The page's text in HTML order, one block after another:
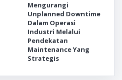
Mengurangi
Unplanned Downtime
Dalam Operasi
Industri Melalui
Pendekatan
Maintenance Yang
Strategis